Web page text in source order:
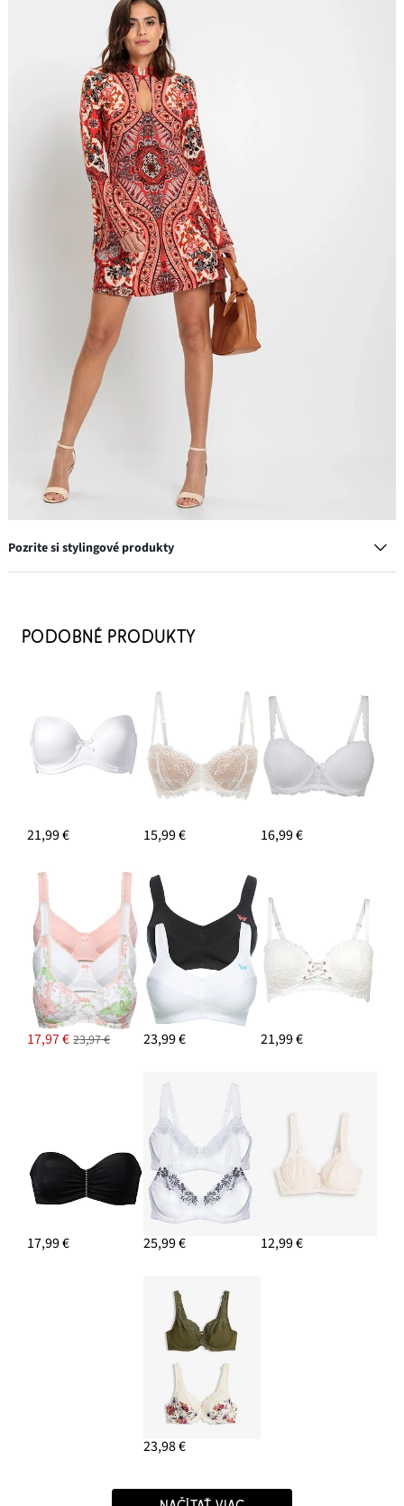
Pozrite si stylingové produkty
22,99 €
Džersejové šaty so stojačikom
29,99 € -11%
PRIDAŤ DO KOŠÍKA
PODOBNÉ PRODUKTY
21,99 € 15,99 € 16,99 €
17,97 € 23,97 € 23,99 € 21,99 €
17,99 € 25,99 € 12,99 €
23,98 €